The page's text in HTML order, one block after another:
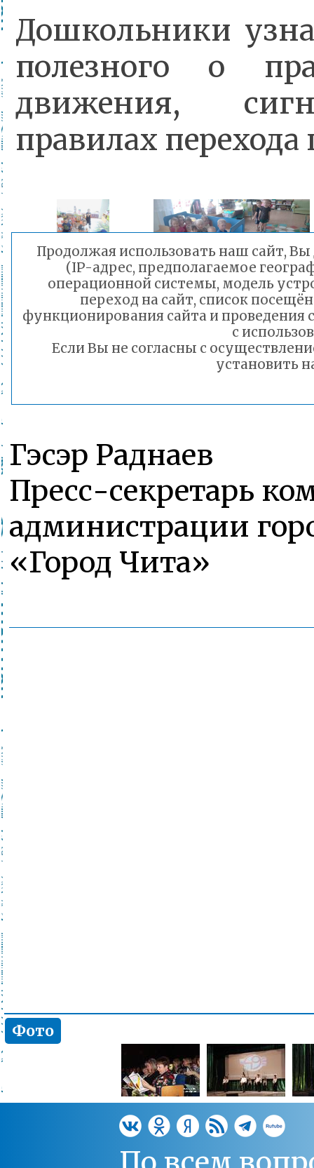
Дошкольники
полезного о
движения,
правилах
Гэсэр Раднаев
Пресс-секретарь
администрации
«Город Чита»
Фото
Продолжая использовать наш сайт, Вы
(IP-адрес, предполагаемое
операционной системы, модель
переход на сайт, список
функционирования сайта и
с
Если Вы не согласны с
установить